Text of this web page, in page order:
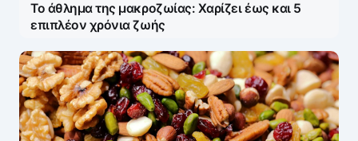
Το άθλημα της μακροζωίας: Χαρίζει έως και 5
επιπλέον χρόνια ζωής